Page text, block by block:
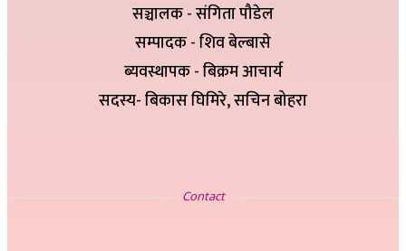
सञ्चालक - संगिता पौडेल
सम्पादक - शिव बेल्बासे
ब्यवस्थापक - बिक्रम आचार्य
सदस्य- बिकास घिमिरे, सचिन बोहरा
Contact